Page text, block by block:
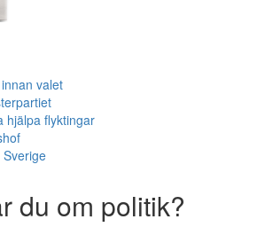
valet
hjälpa flyktingar
du om politik?